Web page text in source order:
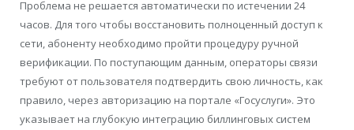
Проблема не решается автоматически по истечении 24
часов. Для того чтобы восстановить полноценный доступ к
сети, абоненту необходимо пройти процедуру ручной
верификации. По поступающим данным, операторы связи
требуют от пользователя подтвердить свою личность, как
правило, через авторизацию на портале «Госуслуги». Это
указывает на глубокую интеграцию биллинговых систем